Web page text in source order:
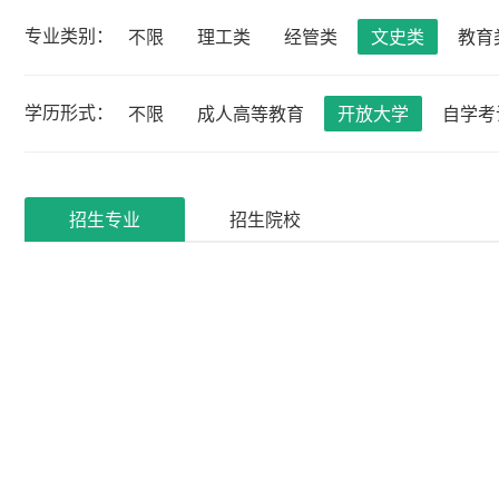
专业类别： 不限 理工类 经管类 文史类 教育
学历形式： 不限 成人高等教育 开放大学 自学
招生专业 招生院校